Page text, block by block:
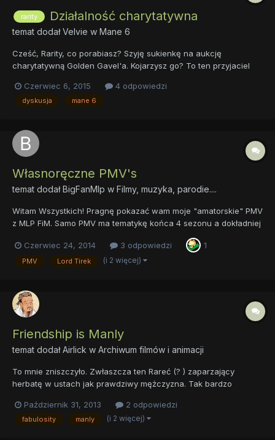
rarity Działalność charytatywna
temat dodałVelvie w Mane 6
Cześć, Rarity, co porabiasz? Szyję sukienkę na aukcję
charytatywną Golden Gavel'a. Kojarzysz go? To ten przyjaciel
renowację Canterlockiego Domu Źrebaka. Całkiem ładna ta
suknia. Pewnie zostanie sprzedana za mnóstwo...
Czerwiec 6, 2015 4 odpowiedzi
dyskusja mane 6
Własnoręczne PMV's
temat dodałBigFanMlp w Filmy, muzyka, parodie....
Witam Wszystkich! Pragnę pokazać wam moje "amatorskie" PMV
z MLP FiM. Samo PMV ma tematykę końca 4 sezonu a dokładniej
https://www.youtube.com/watch?v=WJCJw5aey_c W miarę
weny i "rozwoju" sytuacji w tym miejscu będę zamieszczał moje
Czerwiec 24, 2014 3 odpowiedzi 1
PMV Lord Tirek (i 2 więcej)
Friendship is Manly
temat dodałAirlick w Archiwum filmów i animacji
To mnie zniszczyło. Zwłaszcza ten Rareć (? ) zaparzający
herbatę w ustach jak prawdziwy mężczyzna. Tak bardzo
Październik 31, 2013
2 odpowiedzi
fabulosity manly (i 2 więcej)